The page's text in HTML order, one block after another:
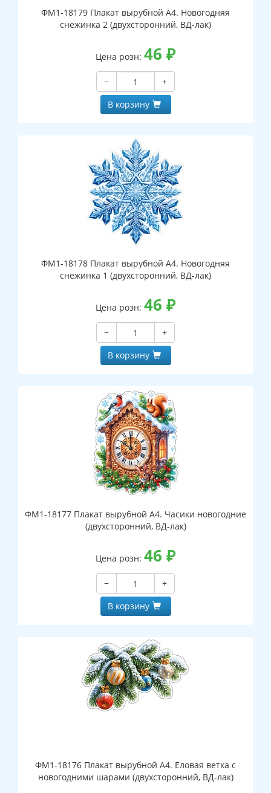
ФМ1-18179 Плакат вырубной А4. Новогодняя
снежинка 2 (двухсторонний, ВД-лак)
Цена розн: 46 ₽
−
+
В корзину
ФМ1-18178 Плакат вырубной А4. Новогодняя
снежинка 1 (двухсторонний, ВД-лак)
Цена розн: 46 ₽
−
+
В корзину
ФМ1-18177 Плакат вырубной А4. Часики новогодние
(двухсторонний, ВД-лак)
Цена розн: 46 ₽
−
+
В корзину
ФМ1-18176 Плакат вырубной А4. Еловая ветка с
новогодними шарами (двухсторонний, ВД-лак)